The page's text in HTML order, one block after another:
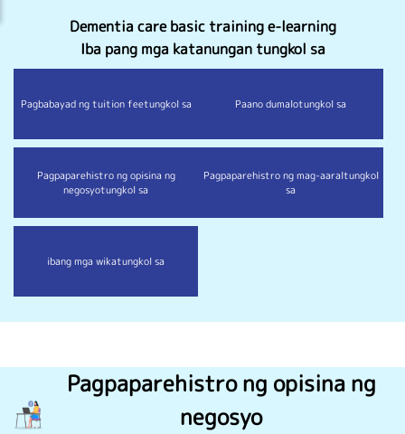
Dementia care basic training e-learning
Iba pang mga katanungan tungkol sa
Pagbabayad ng tuition feetungkol sa Paano dumalotungkol sa
Pagpaparehistro ng opisina ng
negosyotungkol sa
Pagpaparehistro ng mag-aaraltungkol
sa
ibang mga wikatungkol sa
Pagpaparehistro ng opisina ng
negosyo